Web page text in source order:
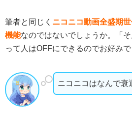
筆者と同じく ニコニコ動画全盛期
機能なのではないでしょうか。「そ
って人はOFFにできるのでお好みで
ニコニコはなんで衰